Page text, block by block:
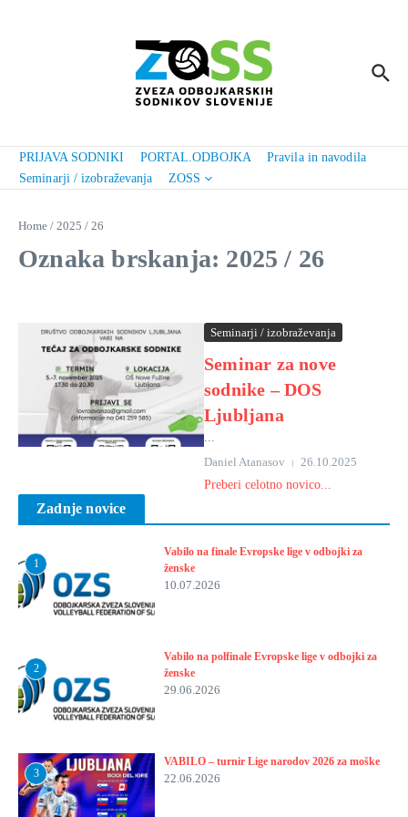
PRIJAVA SODNIKI PORTAL.ODBOJKA
Pravila in navodila
Seminarji / izobraževanja
ZOSS
Home / 2025 / 26
Oznaka brskanja: 2025 / 26
Seminarji / izobraževanja
Seminar za nove
sodnike – DOS
Ljubljana
...
Daniel Atanasov
26.10.2025
Preberi celotno novico...
Zadnje novice
1
Vabilo na finale Evropske lige v odbojki za
ženske
10.07.2026
2
Vabilo na polfinale Evropske lige v odbojki za
ženske
29.06.2026
3
VABILO – turnir Lige narodov 2026 za moške
22.06.2026